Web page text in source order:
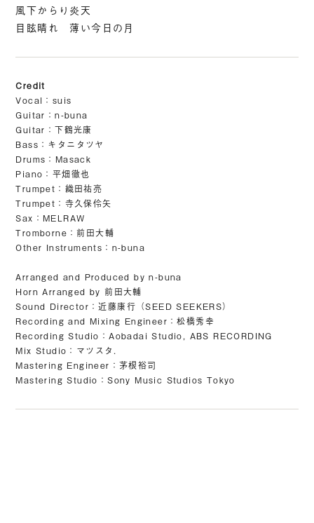
風下からり炎天
目眩晴れ 薄い今日の月
Vocal：suis
Guitar：n-buna
Guitar：下鶴光康
Bass：キタニタツヤ
Drums：Masack
Piano：平畑徹也
Trumpet：織田祐亮
Trumpet：寺久保伶矢
Sax：MELRAW
Tromborne：前田大輔
Other Instruments：n-buna
Arranged and Produced by n-buna
Horn Arranged by 前田大輔
Sound Director：近藤康行（SEED SEEKERS）
Recording and Mixing Engineer：松橋秀幸
Recording Studio：Aobadai Studio, ABS RECORDING
Mix Studio：マツスタ.
Mastering Engineer：茅根裕司
Mastering Studio：Sony Music Studios Tokyo